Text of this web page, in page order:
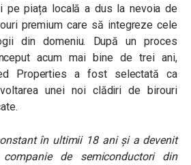
pe piața locală a dus la nevoia de
premium care să integreze cele
din domeniu. După un proces
acum mai bine de trei ani,
Properties a fost selectată ca
unei noi clădiri de birouri
în ultimii 18 ani și a devenit
de semiconductori din